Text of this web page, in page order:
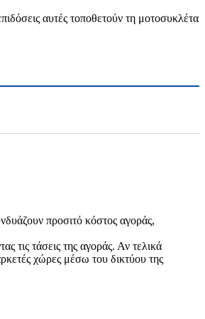
αυτές τοποθετούν τη μοτοσυκλέτα
προσιτό κόστος αγοράς,
τις τάσεις της αγοράς. Αν τελικά
χώρες μέσω του δικτύου της